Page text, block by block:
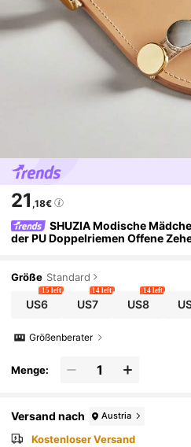
21 ,18€
SHUZIA Modische
der PU Doppelriemen Offene
Größe Standard
US6
15 left
US7
14 left
US8
14 left
Größenberater
Menge:
Versand nach Austria
Kostenloser Versand